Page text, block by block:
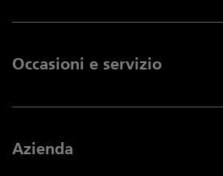
Occasioni e servizio
Azienda